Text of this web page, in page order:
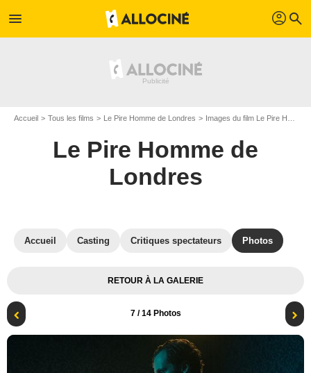
menu profil search
Accueil Tous les films Le Pire Homme de Londres Images du film Le Pire Homme de Londres
Le Pire Homme de
Londres
Accueil Casting Critiques spectateurs Photos
RETOUR À LA GALERIE
7/ 14 Photos